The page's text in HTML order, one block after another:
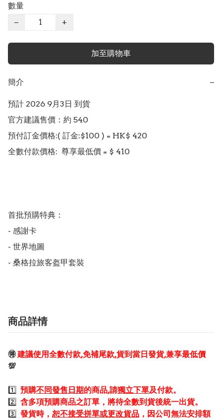
數量
−
+
加至購物車
簡介 −
預計 2026 9月3日 到貨
官方建議售價：約 540
預付訂金價格:( 訂金:$100 ) = HK$ 420
全數付款價格:  尊享最低價 = $ 410
首批預購特典：
- 感謝卡
- 世界地圖
- 桑格拉旅客盔甲套裝
商品詳情
🉐建議使用全數付款,免補尾款,貨到當日發貨,兼享最低價
💯
1️⃣ 預購不同發售日期的商品,請獨立下單及付款。
2️⃣ 含多項預購商品之訂單，將待全數到貨後統一出貨。
3️⃣ 發貨時， 恕不接受拼單或更改貨品 ，因公司無法安排額